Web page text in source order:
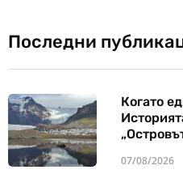
Последни
Когато
07/08/2026